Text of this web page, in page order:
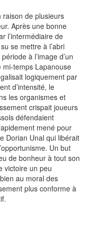
raison de plusieurs
Après une bonne
l’intermédiaire de
se mettre à l’abri
à l’image d’un
temps Lapanouse
logiquement par
d’intensité, le
les organismes et
crispait joueurs
défendaient
mené pour
Dorian Unal qui libérait
Un but
de bonheur à tout son
victoire un peu
au moral des
plus conforme à